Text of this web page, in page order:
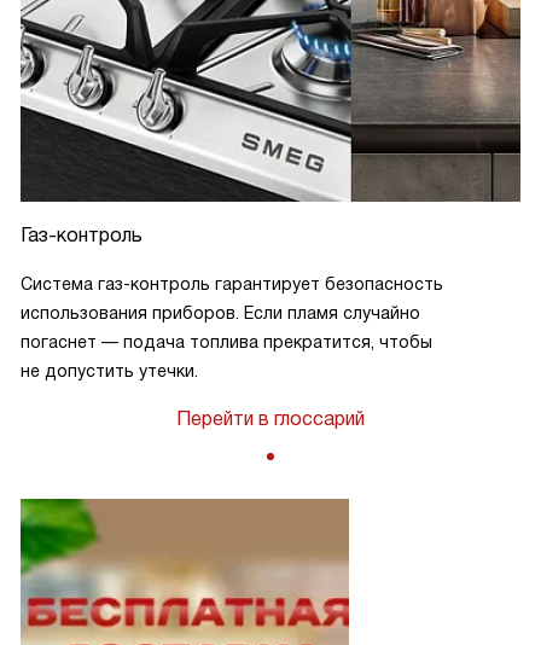
Газ-контроль
Система газ-контроль гарантирует безопасность
использования приборов. Если пламя случайно
погаснет — подача топлива прекратится, чтобы
не допустить утечки.
Перейти в глоссарий